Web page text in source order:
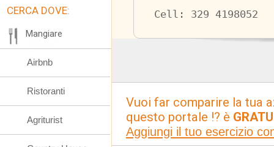
Cell: 329 4198052
Vuoi far comparire la tua
questo portale !? è
Aggiungi il tuo esercizio
CERCA DOVE:
Mangiare
Airbnb
Ristoranti
Agriturist